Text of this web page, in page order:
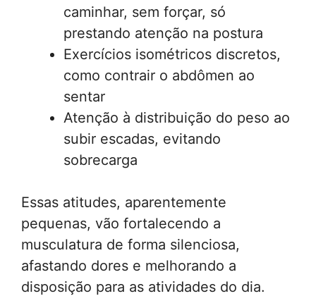
caminhar, sem forçar, só
prestando atenção na postura
Exercícios isométricos discretos,
como contrair o abdômen ao
sentar
Atenção à distribuição do peso ao
subir escadas, evitando
sobrecarga
Essas atitudes, aparentemente
pequenas, vão fortalecendo a
musculatura de forma silenciosa,
afastando dores e melhorando a
disposição para as atividades do dia.